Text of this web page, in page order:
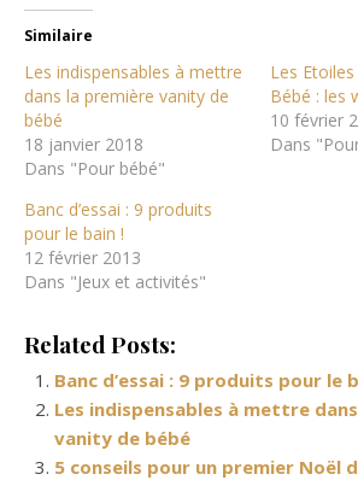
Similaire
Les indispensables à mettre
dans la première vanity de
bébé
18 janvier 2018
Dans "Pour bébé"
Les
Bébé : les
10 février
Dans
Banc d’essai : 9 produits
pour le bain !
12 février 2013
Dans "Jeux et activités"
Related Posts:
Banc d’essai : 9 produits pour le
Les indispensables à mettre
vanity de bébé
5 conseils pour un premier Noël